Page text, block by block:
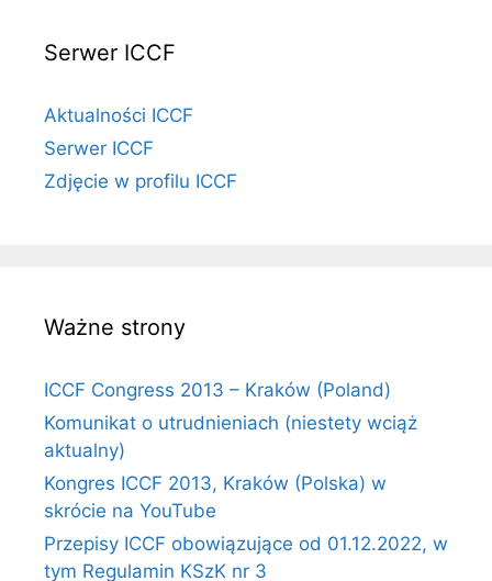
Serwer ICCF
Aktualności ICCF
Serwer ICCF
Zdjęcie w profilu ICCF
Ważne strony
ICCF Congress 2013 – Kraków (Poland)
Komunikat o utrudnieniach (niestety wciąż
aktualny)
Kongres ICCF 2013, Kraków (Polska) w
skrócie na YouTube
Przepisy ICCF obowiązujące od 01.12.2022, w
tym Regulamin KSzK nr 3